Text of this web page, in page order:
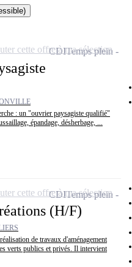
: un "ouvrier paysagiste qualifié"
épandage, désherbage, ...
CDITemps plein
cette offre à ma sélection
(H/F)
de travaux d'aménagement
verts publics et privés. Il intervient
CDITemps plein
cette offre à ma sélection